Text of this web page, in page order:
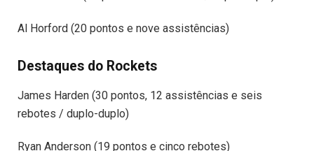
Al Horford (20 pontos e nove assistências)
Destaques do Rockets
James Harden (30 pontos, 12 assistências e seis
rebotes / duplo-duplo)
Ryan Anderson (19 pontos e cinco rebotes)